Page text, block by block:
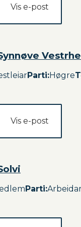
Vis e-post
Parti:Høgre
Vis e-post
Parti: